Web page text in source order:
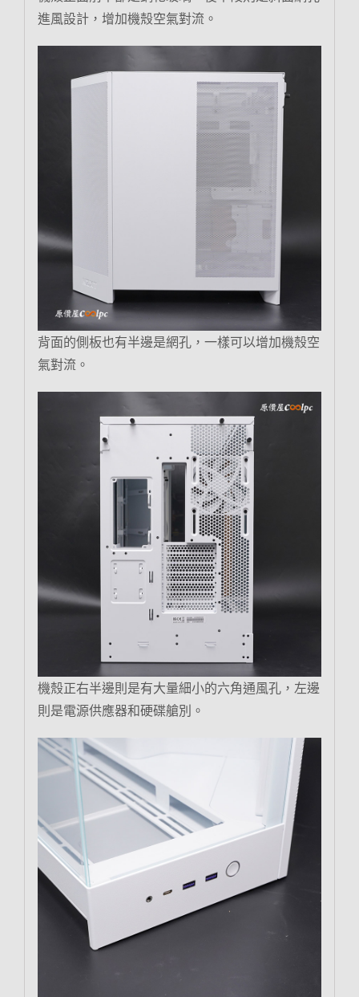
進風設計，增加機殼空氣對流。
背面的側板也有半邊是網孔，一樣可以增加機殼空
氣對流。
機殼正右半邊則是有大量細小的六角通風孔，左邊
則是電源供應器和硬碟艙別。